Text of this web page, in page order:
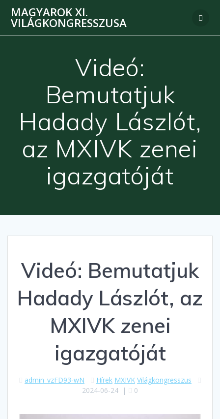
MAGYAROK XI.
VILÁGKONGRESSZUSA
Videó:
Bemutatjuk
Hadady Lászlót,
az MXIVK zenei
igazgatóját
Videó: Bemutatjuk
Hadady Lászlót, az
MXIVK zenei
igazgatóját
admin_vzFD93-wN Hírek MXIVK Világkongresszus
2024-06-24 | 0